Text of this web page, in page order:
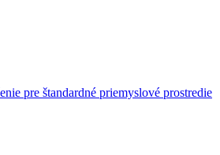
pre štandardné priemyslové prostredie